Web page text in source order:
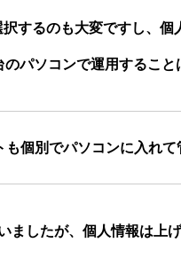
するのも大変ですし、
パソコンで運用すること
も個別でパソコンに入れて
ましたが、個人情報は上